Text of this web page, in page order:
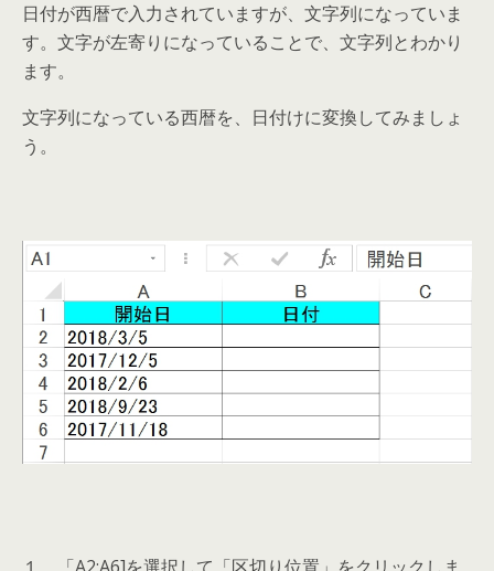
日付が西暦で入力されていますが、文字列になっていま
す。文字が左寄りになっていることで、文字列とわかり
ます。
文字列になっている西暦を、日付けに変換してみましょ
う。